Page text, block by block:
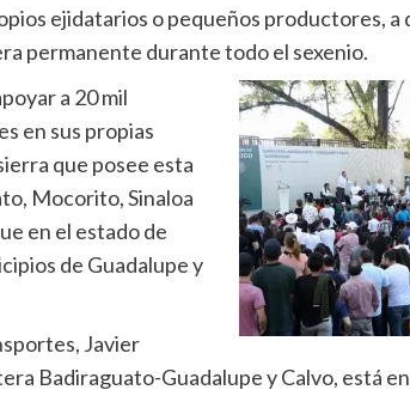
ejidatarios o pequeños productores, a
permanente durante todo el sexenio.
a 20 mil
en sus propias
que posee esta
Mocorito, Sinaloa
en el estado de
de Guadalupe y
Javier
Badiraguato-Guadalupe y Calvo, está